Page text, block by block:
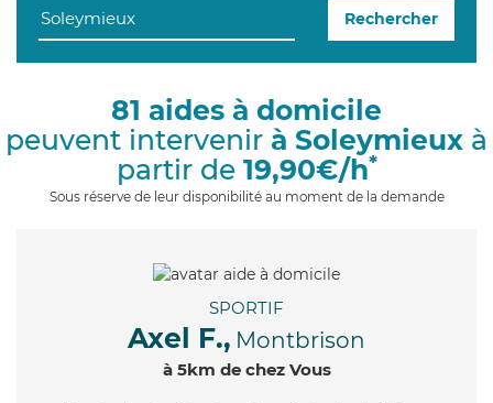
g
i
Rechercher
81 aides à domicile
peuvent intervenir à Soleymieux à
partir de 19,90€/h*
Sous réserve de leur disponibilité au moment de la demande
SPORTIF
Axel F., Montbrison
à 5km de chez Vous